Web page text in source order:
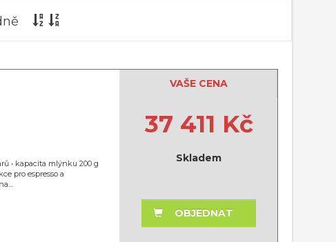
• kapacita mlýnku 200 g
pro espresso a
VAŠE CENA
37 411 Kč
Skladem
OBJEDNAT